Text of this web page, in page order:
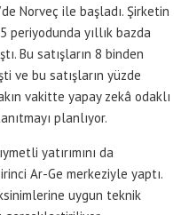
Norveç ile başladı. Şirketin
periyodunda yıllık bazda
Bu satışların 8 binden
ve bu satışların yüzde
vakitte yapay zekâ odaklı
planlıyor.
yatırımını da
Ar-Ge merkeziyle yaptı.
uygun teknik